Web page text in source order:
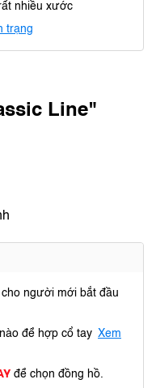
nhiều xước
trạng
Line"
cho người mới bắt đầu
để hợp cổ tay Xem
để chọn đồng hồ.